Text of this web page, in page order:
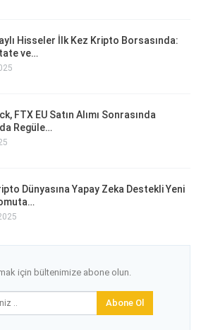
Hisseler İlk Kez Kripto Borsasında:
ve…
FTX EU Satın Alımı Sonrasında
Regüle…
Dünyasına Yapay Zeka Destekli Yeni
için bültenimize abone olun.
Abone Ol